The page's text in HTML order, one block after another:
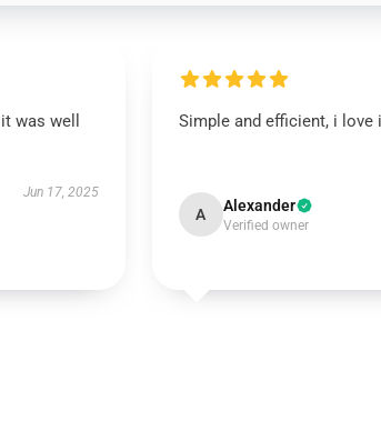
was well
Jun 17, 2025
Simple and efficient, i love
A Alexander
Verified owner